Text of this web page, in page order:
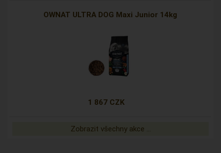
OWNAT ULTRA DOG Maxi Junior 14kg
1 867 CZK
Zobrazit všechny akce ...